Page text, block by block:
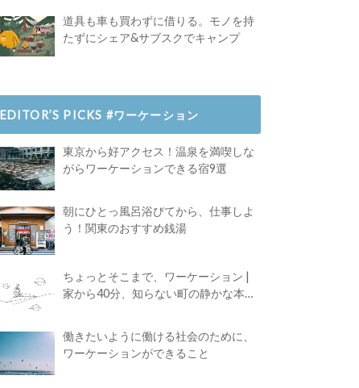
道具も車も買わずに借りる。モノを持
たずにシェア&サブスクでキャンプ
EDITOR’S PICKS #ワーケーション
東京から好アクセス！温泉を満喫しな
がらワーケーションできる宿9選
朝にひとっ風呂浴びてから、仕事しよ
う！関東のおすすめ銭湯
ちょっとそこまで、ワーケーション |
家から40分、知らない町の静かな本屋
働きたいように働ける社会のために、
ワーケーションができること